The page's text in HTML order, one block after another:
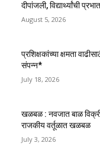
दीपांजली, विद्यार्थ्यांची
August 5, 2026
प्रशिक्षकांच्या क्षमता
संपन्न*
July 18, 2026
खळबळ : नवजात बाळ
राजकीय वर्तूळात खळबळ
July 3, 2026